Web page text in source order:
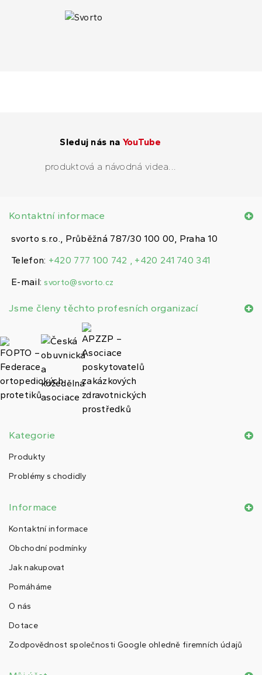
Sleduj nás na YouTube
produktová a návodná videa...
Kontaktní informace
svorto s.r.o., Průběžná 787/30 100 00, Praha 10
Telefon: +420 777 100 742 , +420 241 740 341
E-mail: svorto@svorto.cz
Jsme členy těchto profesních organizací
Kategorie
Produkty
Problémy s chodidly
Informace
Kontaktní informace
Obchodní podmínky
Jak nakupovat
Pomáháme
O nás
Dotace
Zodpovědnost společnosti Google ohledně firemních údajů